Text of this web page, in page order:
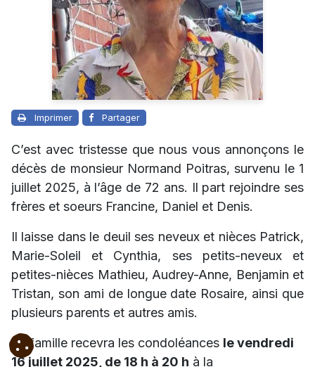
Imprimer Partager
C’est avec tristesse que nous vous annonçons le
décès de monsieur Normand Poitras, survenu le 1
juillet 2025, à l’âge de 72 ans. Il part rejoindre ses
frères et soeurs Francine, Daniel et Denis.
Il laisse dans le deuil ses neveux et nièces Patrick,
Marie-Soleil et Cynthia, ses petits-neveux et
petites-nièces Mathieu, Audrey-Anne, Benjamin et
Tristan, son ami de longue date Rosaire, ainsi que
plusieurs parents et autres amis.
La famille recevra les condoléances le vendredi
16 juillet 2025, de 18 h à 20 h à la